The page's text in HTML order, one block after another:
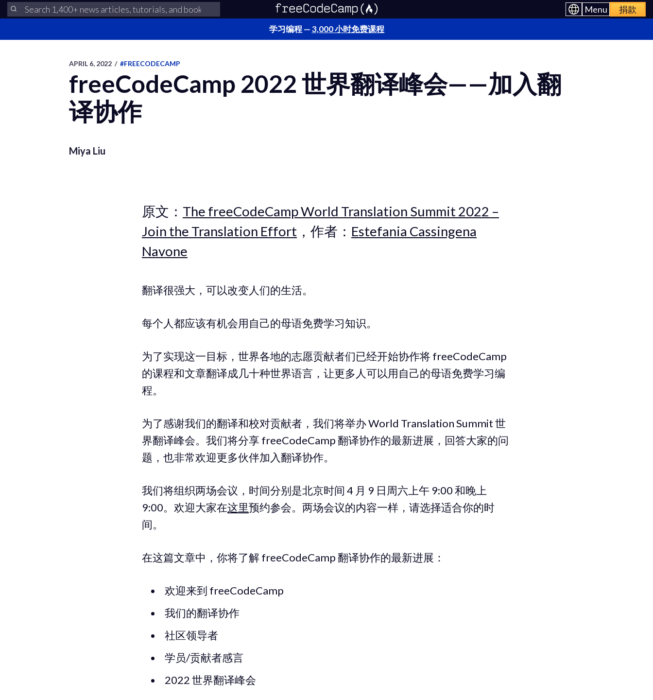
Menu 捐款
学习编程 —3,000 小时免费课程
APRIL 6, 2022 / #FREECODECAMP
freeCodeCamp 2022 世界翻译峰会——加入翻
译协作
Miya Liu
原文： The freeCodeCamp World Translation Summit 2022 –
Join the Translation Effort ，作者： Estefania Cassingena
Navone
翻译很强大，可以改变人们的生活。
每个人都应该有机会用自己的母语免费学习知识。
为了实现这一目标，世界各地的志愿贡献者们已经开始协作将 freeCodeCamp
的课程和文章翻译成几十种世界语言，让更多人可以用自己的母语免费学习编
程。
为了感谢我们的翻译和校对贡献者，我们将举办 World Translation Summit 世
界翻译峰会。我们将分享 freeCodeCamp 翻译协作的最新进展，回答大家的问
题，也非常欢迎更多伙伴加入翻译协作。
我们将组织两场会议，时间分别是北京时间 4 月 9 日周六上午 9:00 和晚上
9:00。欢迎大家在这里预约参会。两场会议的内容一样，请选择适合你的时
间。
在这篇文章中，你将了解 freeCodeCamp 翻译协作的最新进展：
欢迎来到 freeCodeCamp
我们的翻译协作
社区领导者
学员/贡献者感言
2022 世界翻译峰会